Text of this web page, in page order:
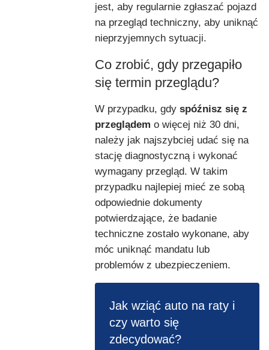
jest, aby regularnie zgłaszać pojazd
na przegląd techniczny, aby uniknąć
nieprzyjemnych sytuacji.
Co zrobić, gdy przegapiło
się termin przeglądu?
W przypadku, gdy spóźnisz się z
przeglądem o więcej niż 30 dni,
należy jak najszybciej udać się na
stację diagnostyczną i wykonać
wymagany przegląd. W takim
przypadku najlepiej mieć ze sobą
odpowiednie dokumenty
potwierdzające, że badanie
techniczne zostało wykonane, aby
móc uniknąć mandatu lub
problemów z ubezpieczeniem.
Jak wziąć auto na raty i
czy warto się
zdecydować?